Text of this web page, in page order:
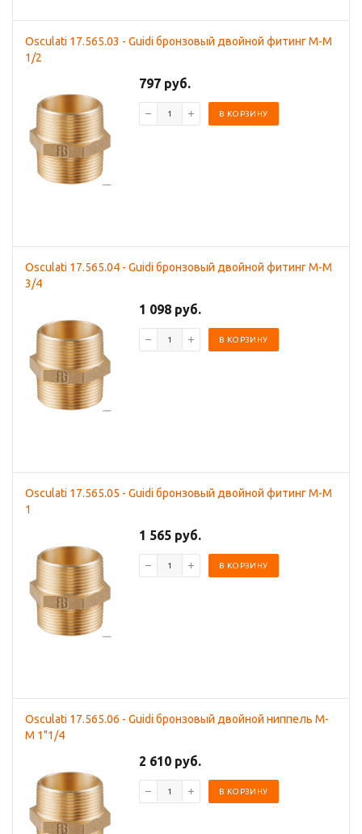
Osculati 17.565.03 - Guidi бронзовый двойной фитинг M-M
1/2
797 руб.
В КОРЗИНУ
Osculati 17.565.04 - Guidi бронзовый двойной фитинг M-M
3/4
1 098 руб.
В КОРЗИНУ
Osculati 17.565.05 - Guidi бронзовый двойной фитинг M-M
1
1 565 руб.
В КОРЗИНУ
Osculati 17.565.06 - Guidi бронзовый двойной ниппель M-
M 1"1/4
2 610 руб.
В КОРЗИНУ